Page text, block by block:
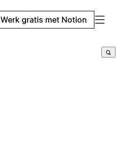
Werk gratis met Notion